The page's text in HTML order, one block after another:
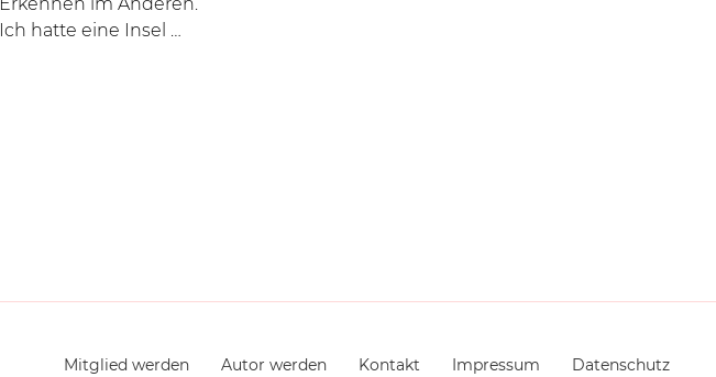
Ich hatte eine Insel …
Navigation
Mitglied werden Autor werden Kontakt Impressum Datenschutz